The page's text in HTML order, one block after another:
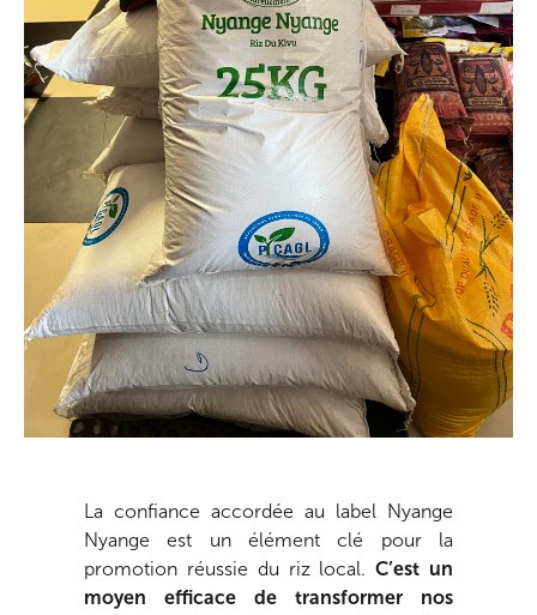
La confiance accordée au label Nyange
Nyange est un élément clé pour la
promotion réussie du riz local.C’est un
moyen efficace de transformer nos